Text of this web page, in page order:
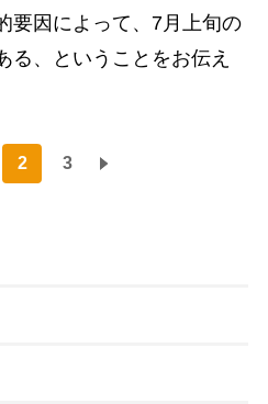
要因によって、7月上旬の
る、ということをお伝え
2 3